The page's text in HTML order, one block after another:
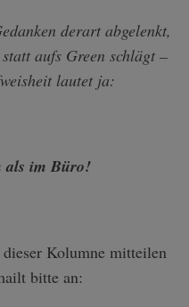
derart abgelenkt,
aufs Green schlägt –
lautet ja:
als im Büro!
Kolumne mitteilen
bitte an: